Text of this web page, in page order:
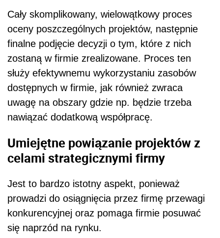
Cały skomplikowany, wielowątkowy proces
oceny poszczególnych projektów, następnie
finalne podjęcie decyzji o tym, które z nich
zostaną w firmie zrealizowane. Proces ten
służy efektywnemu wykorzystaniu zasobów
dostępnych w firmie, jak również zwraca
uwagę na obszary gdzie np. będzie trzeba
nawiązać dodatkową współpracę.
Umiejętne powiązanie projektów z
celami strategicznymi firmy
Jest to bardzo istotny aspekt, ponieważ
prowadzi do osiągnięcia przez firmę przewagi
konkurencyjnej oraz pomaga firmie posuwać
się naprzód na rynku.